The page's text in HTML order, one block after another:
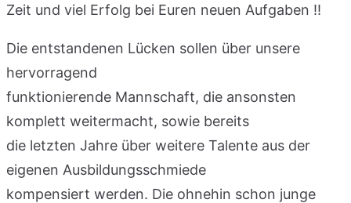
Zeit und viel Erfolg bei Euren neuen Aufgaben !!
Die entstandenen Lücken sollen über unsere
hervorragend
funktionierende Mannschaft, die ansonsten
komplett weitermacht, sowie bereits
die letzten Jahre über weitere Talente aus der
eigenen Ausbildungsschmiede
kompensiert werden. Die ohnehin schon junge